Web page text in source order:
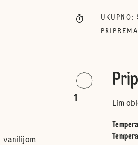
vanilijom
UKUPNO :
PRIPREMA
1 Lim